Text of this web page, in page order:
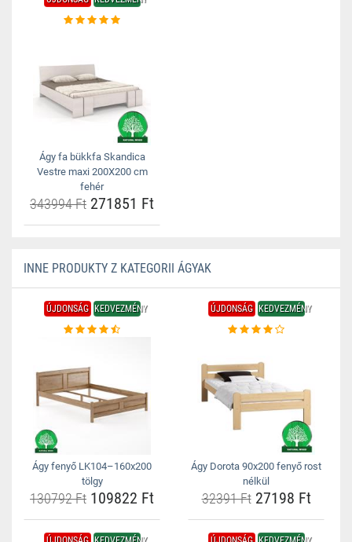
Ágy fa bükkfa Skandica
Vestre maxi 200X200 cm
fehér
343994 Ft 271851 Ft
INNE PRODUKTY Z KATEGORII ÁGYAK
ÚJDONSÁG KEDVEZMÉNY
Ágy fenyő LK104–160x200
tölgy
130792 Ft 109822 Ft
ÚJDONSÁG KEDVEZMÉNY
Ágy Dorota 90x200 fenyő rost
nélkül
32391 Ft27198 Ft